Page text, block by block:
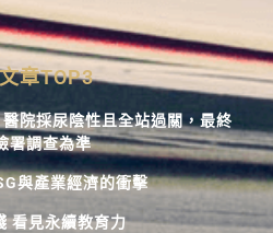
章TOP3
院採尿陰性且全站過關，最終
署調查為準
與產業經濟的衝擊
看見永續教育力